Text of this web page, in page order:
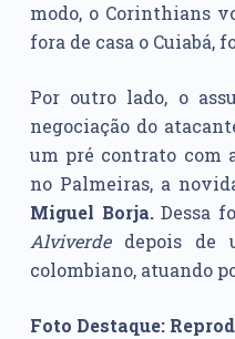
modo, o Corinthians
fora de casa o Cuiabá,
Por outro lado, o
negociação do
um pré contrato com
no Palmeiras, a
Miguel Borja.Dessa
Alviverdedepois de
colombiano, atuando
Foto Destaque: